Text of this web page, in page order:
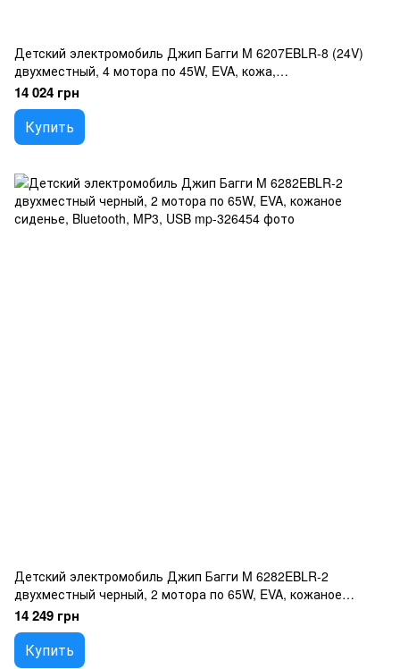
Детский электромобиль Джип Багги M 6207EBLR-8 (24V)
двухместный, 4 мотора по 45W, EVA, кожа,
MP3/USB/TF/Bluetooth, розовый
14 024 грн
Купить
Детский электромобиль Джип Багги M 6282EBLR-2
двухместный черный, 2 мотора по 65W, EVA, кожаное
сиденье, Bluetooth, MP3, USB
14 249 грн
Купить